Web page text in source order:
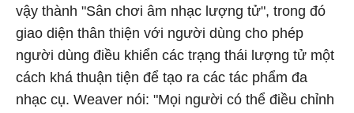
vậy thành "Sân chơi âm nhạc lượng tử", trong đó
giao diện thân thiện với người dùng cho phép
người dùng điều khiển các trạng thái lượng tử một
cách khá thuận tiện để tạo ra các tác phẩm đa
nhạc cụ. Weaver nói: "Mọi người có thể điều chỉnh